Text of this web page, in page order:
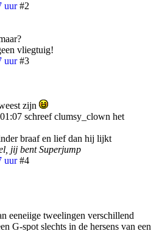
uur #2
vliegtuig!
uur #3
zijn
schreef clumsy_clown het
braaf en lief dan hij lijkt
jij bent Superjump
uur #4
eeneiige tweelingen verschillend
G-spot slechts in de hersens van een